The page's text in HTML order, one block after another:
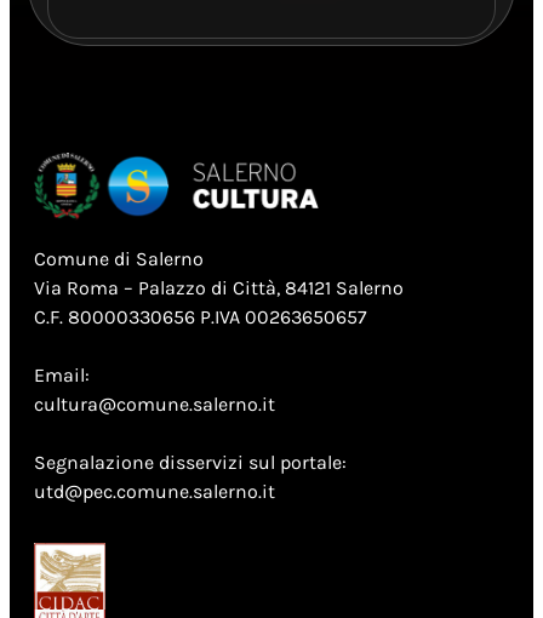
Comune di Salerno
Via Roma – Palazzo di Città, 84121 Salerno
C.F. 80000330656 P.IVA 00263650657
Email:
cultura@comune.salerno.it
Segnalazione disservizi sul portale:
utd@pec.comune.salerno.it